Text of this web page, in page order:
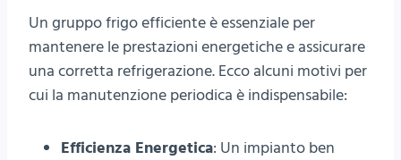
Un gruppo frigo efficiente è essenziale per
mantenere le prestazioni energetiche e assicurare
una corretta refrigerazione. Ecco alcuni motivi per
cui la manutenzione periodica è indispensabile:
Efficienza Energetica: Un impianto ben